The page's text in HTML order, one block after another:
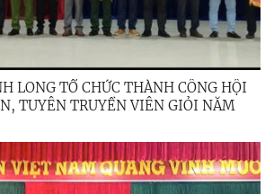
LONG TỔ CHỨC THÀNH CÔNG HỘI
TUYÊN TRUYỀN VIÊN GIỎI NĂM